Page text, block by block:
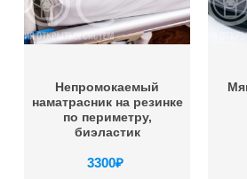
Непромокаемый
наматрасник на резинке
по периметру,
биэластик
3300₽